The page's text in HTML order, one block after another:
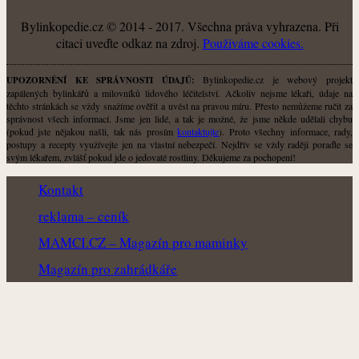
Bylinkopedie.cz © 2014 - 2017. Všechna práva vyhrazena. Při
citaci uveďte odkaz na zdroj. Použiváme cookies.
UPOZORNĚNÍ KE SPRÁVNOSTI ÚDAJŮ: Bylinkopedie.cz je webový projekt
zapálených bylinkářů a milovníků lidového léčitelství. Ačkoliv nejsme lékaři, údaje na
těchto stránkách se vždy snažíme ověřit a uvést na pravou míru. Přesto nemůžeme ručit za
správnost všech informací. Jsme jen lidé, a tak je možné, že jsme někde udělali chybu
(pokud jste nějakou našli, tak nás prosímkontaktujte). Proto všechny informace, rady,
postupy a recepty využívejte jen na vlastní nebezpečí. Nejdřív se vždy raději poraďte se
svým lékařem, zvlášť pokud jde o jedovaté rostliny. Děkujeme za pochopení!
Kontakt
reklama – ceník
MAMCI.CZ – Magazín pro maminky
Magazín pro zahrádkáře